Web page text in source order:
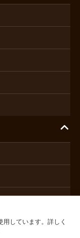
用指針
県公安委員会 第801010001664号
しています。詳しく